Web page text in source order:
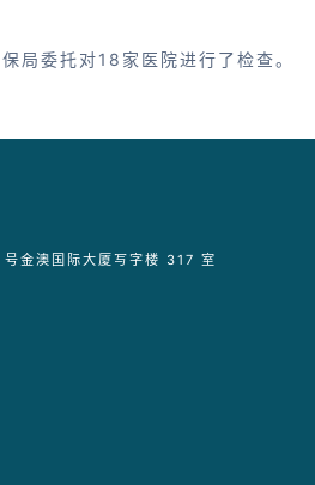
局委托对18家医院进行了检查。
金澳国际大厦写字楼 317 室